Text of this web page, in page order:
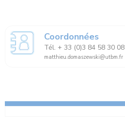
Coordonnées
Tél. + 33 (0)3 84 58 30 08
matthieu.domaszewski@utbm.fr